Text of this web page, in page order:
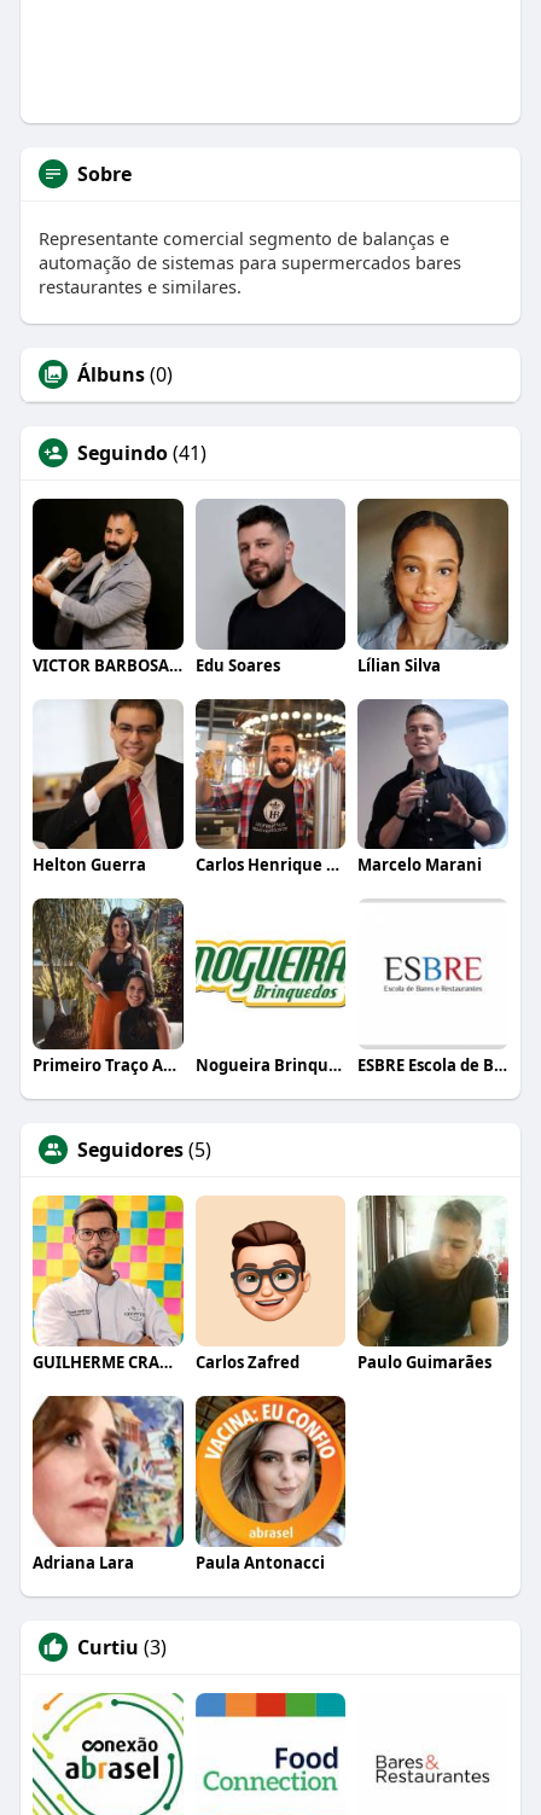
Sobre
Representante comercial segmento de balanças e
automação de sistemas para supermercados bares
restaurantes e similares.
Álbuns(0)
Seguindo(41)
VICTOR BARBOSA QUARANTA Edu Soares Lílian Silva
Helton Guerra Carlos Henrique de Faria Vasconcelos Marcelo Marani
Primeiro Traço Arquitetura Nogueira Brinquedos ESBRE Escola de Bares e Restaurantes
Seguidores(5)
GUILHERME CRAMER BALLE Carlos Zafred Paulo Guimarães
Adriana Lara Paula Antonacci
Curtiu (3)